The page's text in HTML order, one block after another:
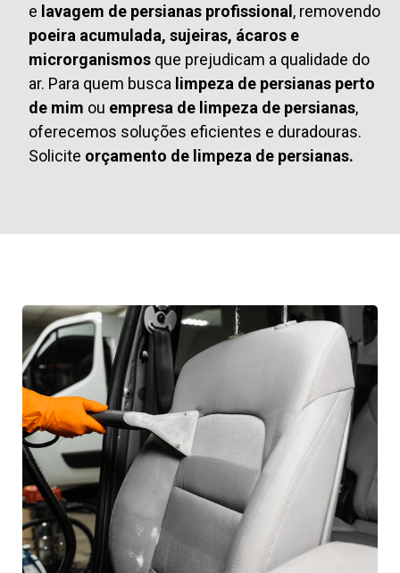
e lavagem de persianas profissional, removendo
poeira acumulada, sujeiras, ácaros e
microrganismos que prejudicam a qualidade do
ar. Para quem busca limpeza de persianas perto
de mim ou empresa de limpeza de persianas,
oferecemos soluções eficientes e duradouras.
Solicite orçamento de limpeza de persianas.